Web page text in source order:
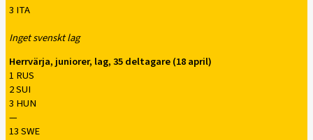
3 ITA
Inget svenskt lag
Herrvärja, juniorer, lag, 35 deltagare (18 april)
1 RUS
2 SUI
3 HUN
—
13 SWE